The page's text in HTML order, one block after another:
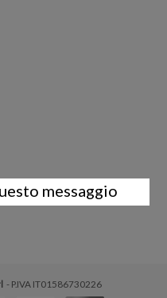
- P.IVA IT01586730226
messaggio